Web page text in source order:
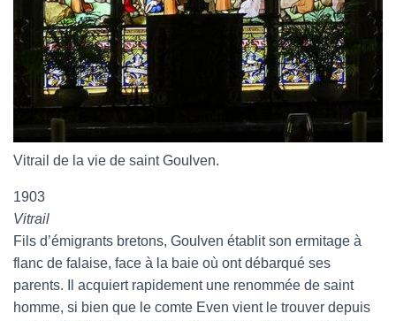
Vitrail de la vie de saint Goulven.
1903
Vitrail
Fils d’émigrants bretons, Goulven établit son ermitage à
flanc de falaise, face à la baie où ont débarqué ses
parents. Il acquiert rapidement une renommée de saint
homme, si bien que le comte Even vient le trouver depuis